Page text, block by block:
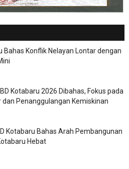
Bahas Konflik Nelayan Lontar dengan
Kotabaru 2026 Dibahas, Fokus pada
dan Penanggulangan Kemiskinan
Kotabaru Bahas Arah Pembangunan
Hebat